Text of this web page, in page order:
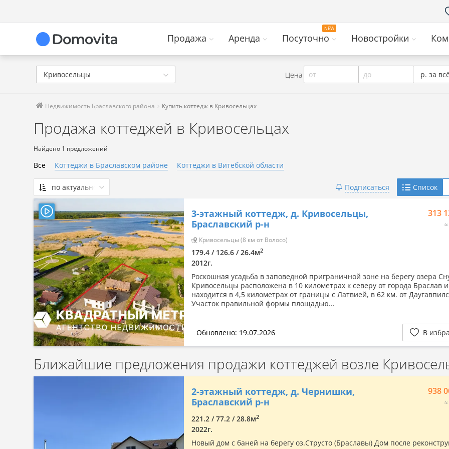
Продажа Аренда Посуточно Новостройки
Кривосельцы Цена от до р. за
Недвижимость Браславского района Купить коттедж в Кривосельцах
Продажа коттеджей в Кривосельцах
Найдено 1 предложений
Все Коттеджи в Браславском районе Коттеджи в Витебской области
по актуальности
По актуальности
Сначала дешевые
Сначала дорогие
По комнатности: большая →
малая
По комнатности: малая →
большая
По площади: большая → малая
По площади: малая → большая
Подписаться Список
3-этажный коттедж, д. Кривосельцы,
Браславский р-н
Кривосельцы (8 км от Волосо)
313
179.4 / 126.6 / 26.4м2
2012г.
Роскошная усадьба в заповедной приграничной зоне на берегу озера
Кривосельцы расположена в 10 километрах к северу от города Браслав и
находится в 4,5 километрах от границы с Латвией, в 62 км. от
Участок правильной формы площадью...
Обновлено: 19.07.2026 В
Ближайшие предложения продажи коттеджей возле
2-этажный коттедж, д. Чернишки,
Браславский р-н
938
221.2 / 77.2 / 28.8м2
2022г.
Новый дом с баней на берегу оз.Струсто (Браславы) Дом после